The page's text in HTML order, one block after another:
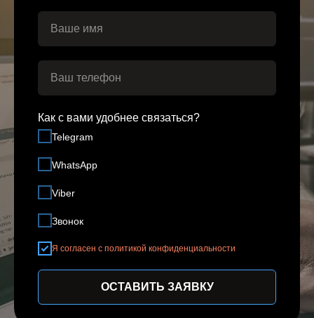
Как с вами удобнее связаться?
Telegram
WhatsApp
Viber
Звонок
Я согласен с политикой конфиденциальности
ОСТАВИТЬ ЗАЯВКУ